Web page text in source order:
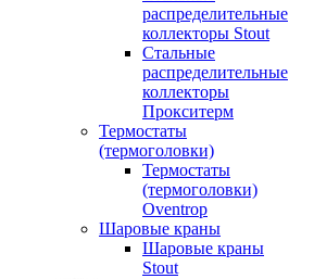
распределительные
коллекторы Stout
Стальные
распределительные
коллекторы
Прокситерм
Термостаты
(термоголовки)
Термостаты
(термоголовки)
Oventrop
Шаровые краны
Шаровые краны
Stout